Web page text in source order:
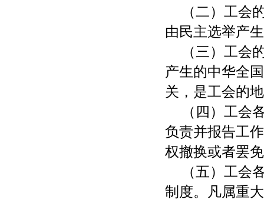
（二）工会
由民主选举产
（三）工会
产生的中华全
关，是工会的
（四）工会
负责并报告工
权撤换或者罢
（五）工会
制度。凡属重